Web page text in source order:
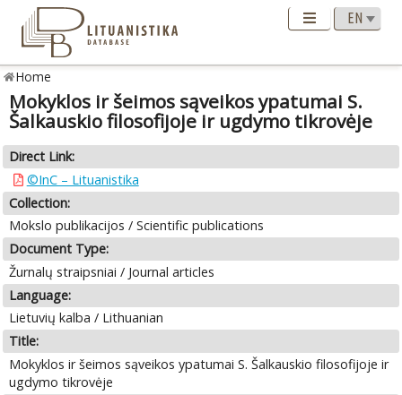
Home
Mokyklos ir šeimos sąveikos ypatumai S.
Šalkauskio filosofijoje ir ugdymo tikrovėje
Direct Link:
©InC – Lituanistika
Collection:
Mokslo publikacijos / Scientific publications
Document Type:
Žurnalų straipsniai / Journal articles
Language:
Lietuvių kalba / Lithuanian
Title:
Mokyklos ir šeimos sąveikos ypatumai S. Šalkauskio filosofijoje ir
ugdymo tikrovėje